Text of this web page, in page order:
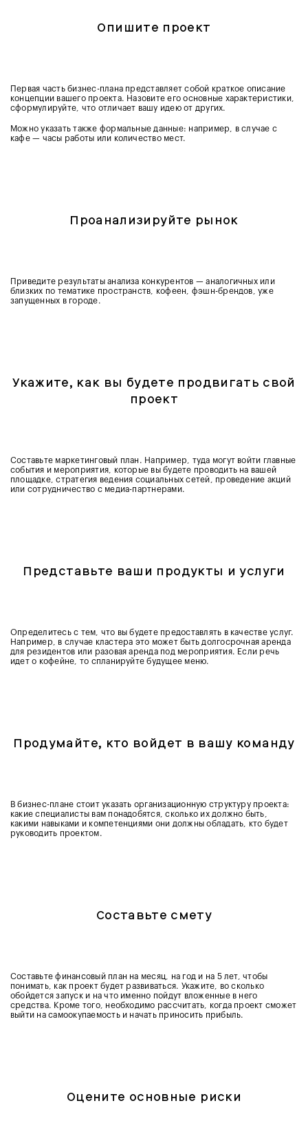
Опишите проект
Первая часть бизнес-плана представляет собой краткое описание
концепции вашего проекта. Назовите его основные характеристики,
сформулируйте, что отличает вашу идею от других.
Можно указать также формальные данные: например, в случае с
кафе — часы работы или количество мест.
Проанализируйте рынок
Приведите результаты анализа конкурентов — аналогичных или
близких по тематике пространств, кофеен, фэшн-брендов, уже
запущенных в городе.
Укажите, как вы будете продвигать свой
проект
Составьте маркетинговый план. Например, туда могут войти главные
события и мероприятия, которые вы будете проводить на вашей
площадке, стратегия ведения социальных сетей, проведение акций
или сотрудничество с медиа-партнерами.
Представьте ваши продукты и услуги
Определитесь с тем, что вы будете предоставлять в качестве услуг.
Например, в случае кластера это может быть долгосрочная аренда
для резидентов или разовая аренда под мероприятия. Если речь
идет о кофейне, то спланируйте будущее меню.
Продумайте, кто войдет в вашу команду
В бизнес-плане стоит указать организационную структуру проекта:
какие специалисты вам понадобятся, сколько их должно быть,
какими навыками и компетенциями они должны обладать, кто будет
руководить проектом.
Составьте смету
Составьте финансовый план на месяц, на год и на 5 лет, чтобы
понимать, как проект будет развиваться. Укажите, во сколько
обойдется запуск и на что именно пойдут вложенные в него
средства. Кроме того, необходимо рассчитать, когда проект сможет
выйти на самоокупаемость и начать приносить прибыль.
Оцените основные риски